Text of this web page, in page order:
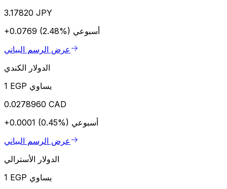
3.17820 JPY
+0.0769 (2.48%) أسبوعي
عرض الرسم البياني
الدولار الكندي
1 EGP يساوي
0.0278960 CAD
+0.0001 (0.45%) أسبوعي
عرض الرسم البياني
الدولار الأسترالي
1 EGP يساوي